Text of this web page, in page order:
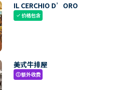
IL CERCHIO D’ORO
check价格包含
美式牛排屋
paid额外收费